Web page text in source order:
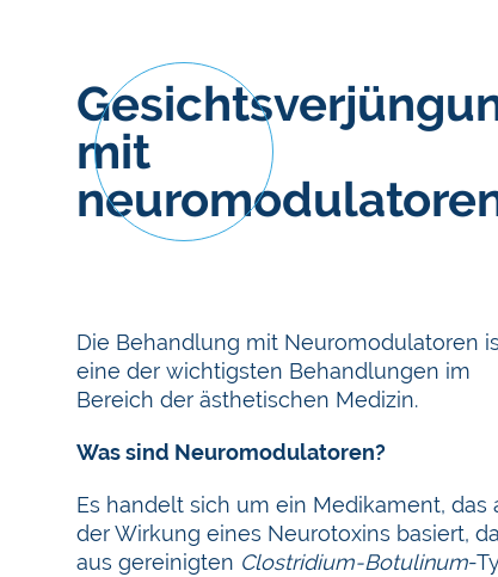
mit
Die Behandlung mit Neuromodulatoren
eine der wichtigsten Behandlungen im
Bereich der ästhetischen Medizin.
Was sind Neuromodulatoren?
Es handelt sich um ein Medikament, das
der Wirkung eines Neurotoxins basiert,
aus gereinigten Clostridium-Botulinum-